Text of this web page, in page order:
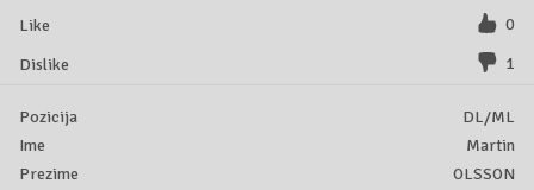
0
1
DL/ML
Martin
OLSSON